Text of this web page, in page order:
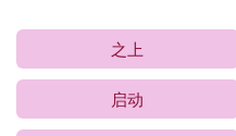
之上
启动